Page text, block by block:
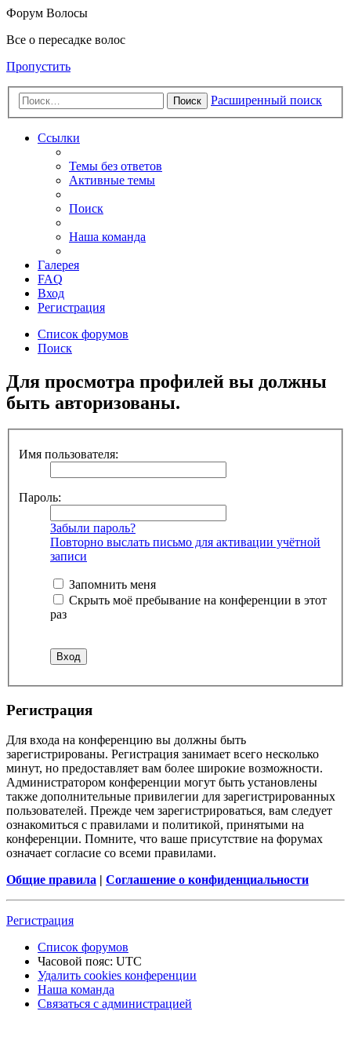
Форум Волосы
Все о пересадке волос
Пропустить
Поиск Расширенный поиск
Ссылки
Темы без ответов
Активные темы
Поиск
Наша команда
Галерея
FAQ
Вход
Регистрация
Список форумов
Поиск
Для просмотра профилей вы должны
быть авторизованы.
Имя пользователя:
Пароль:
Забыли пароль?
Повторно выслать письмо для активации учётной
записи
Запомнить меня
Скрыть моё пребывание на конференции в этот
раз
Регистрация
Для входа на конференцию вы должны быть
зарегистрированы. Регистрация занимает всего несколько
минут, но предоставляет вам более широкие возможности.
Администратором конференции могут быть установлены
также дополнительные привилегии для зарегистрированных
пользователей. Прежде чем зарегистрироваться, вам следует
ознакомиться с правилами и политикой, принятыми на
конференции. Помните, что ваше присутствие на форумах
означает согласие со всеми правилами.
Общие правила | Соглашение о конфиденциальности
Регистрация
Список форумов
Часовой пояс: UTC
Удалить cookies конференции
Наша команда
Связаться с администрацией